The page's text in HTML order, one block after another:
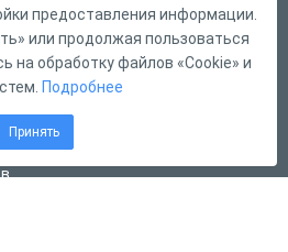
предоставления информации.
или продолжая пользоваться
на обработку файлов «Cookie» и
Подробнее
Принять